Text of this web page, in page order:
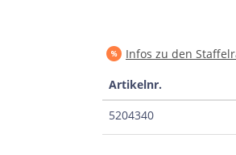
Infos zu den
Artikelnr.
5204340